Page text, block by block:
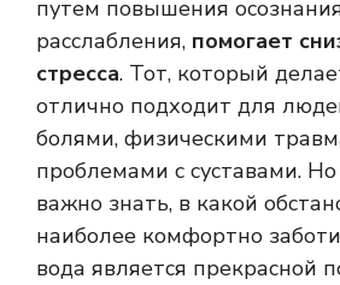
путем повышения
расслабления, помогает
стресса. Тот, который
отлично подходит для
болями, физическими
проблемами с суставами.
важно знать, в какой
наиболее комфортно
вода является прекрасной